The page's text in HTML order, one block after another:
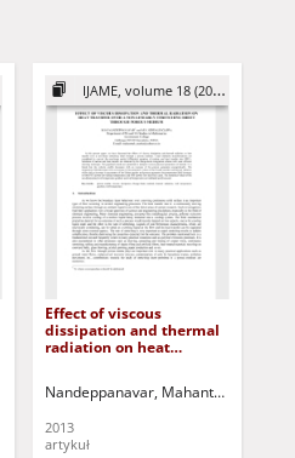
Islam, Md. Sirajul Badsha, Md. Faisal
IJAME, volume 18 (2013)
Effect of viscous
dissipation and thermal
radiation on heat
through porous medium
Nandeppanavar, Mahantesh M.
2013
artykuł